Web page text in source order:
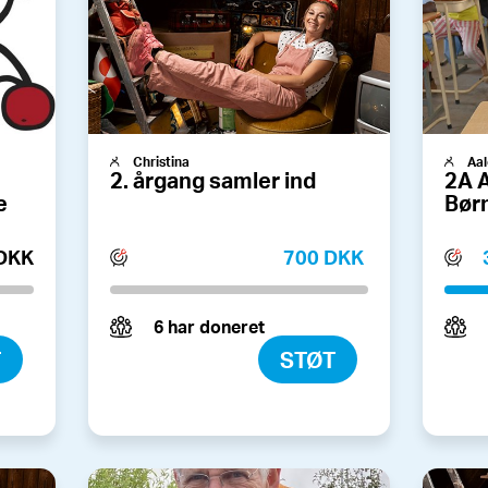
Christina
2. årgang samler ind
700 DKK
6 har doneret
STØT
2A